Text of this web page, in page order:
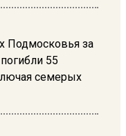
Подмосковья за
55
семерых